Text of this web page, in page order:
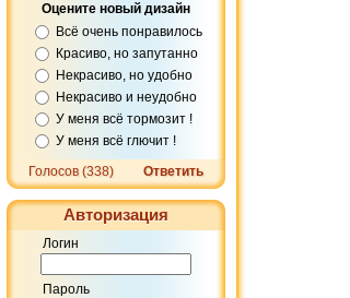
Оцените новый дизайн
Всё очень понравилось
Красиво, но запутанно
Некрасиво, но удобно
Некрасиво и неудобно
У меня всё тормозит !
У меня всё глючит !
Голосов (338)
Ответить
Авторизация
Логин
Пароль